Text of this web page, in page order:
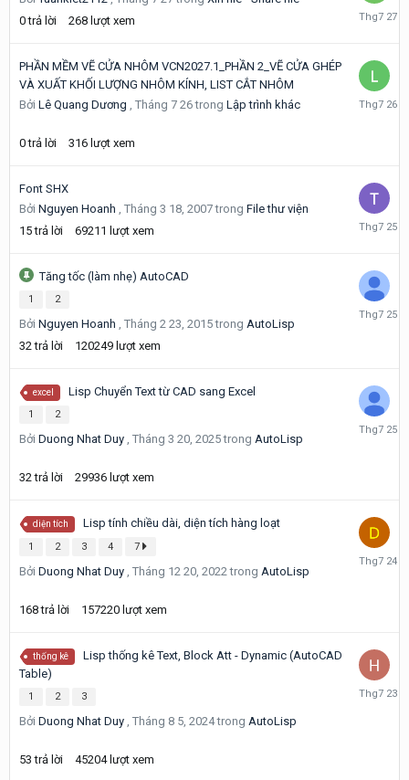
0 trả lời 268 lượt xem
Tháng
PHẦN MỀM VẼ CỬA NHÔM VCN2027.1_PHẦN 2_VẼ CỬA GHÉP
VÀ XUẤT KHỐI LƯỢNG NHÔM KÍNH, LIST CẮT NHÔM
Bởi Lê Quang Dương , Tháng 7 26trong Lập trình khác
0 trả lời 316 lượt xem
Tháng
Font SHX
Bởi Nguyen Hoanh , Tháng 3 18, 2007trong File thư viện
15 trả lời 69211 lượt xem
Tháng
Tăng tốc (làm nhẹ) AutoCAD
1 2
Bởi Nguyen Hoanh , Tháng 2 23, 2015trong AutoLisp
32 trả lời 120249 lượt xem
Tháng
excel Lisp Chuyển Text từ CAD sang Excel
1 2
Bởi Duong Nhat Duy , Tháng 3 20, 2025trong AutoLisp
32 trả lời 29936 lượt xem
Tháng
diện tích Lisp tính chiều dài, diện tích hàng loạt
1 2 3 4 7
Bởi Duong Nhat Duy , Tháng 12 20, 2022trong AutoLisp
168 trả lời 157220 lượt xem
Tháng
thống kê
Lisp thống kê Text, Block Att - Dynamic (AutoCAD
Table)
1 2 3
Bởi Duong Nhat Duy , Tháng 8 5, 2024trong AutoLisp
53 trả lời 45204 lượt xem
Tháng